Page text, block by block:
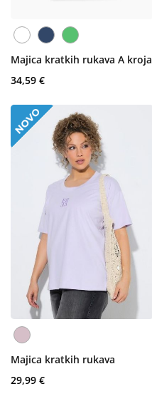
Majica kratkih rukava A kroja
34,59 €
Majica kratkih rukava
29,99 €